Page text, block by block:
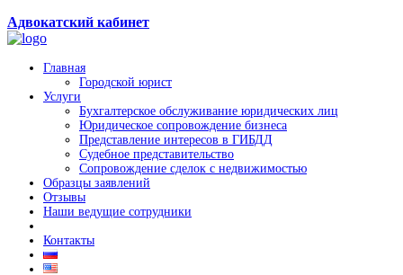
Адвокатский кабинет
Главная
Городской юрист
Услуги
Бухгалтерское обслуживание юридических лиц
Юридическое сопровождение бизнеса
Представление интересов в ГИБДД
Судебное представительство
Сопровождение сделок с недвижимостью
Образцы заявлений
Отзывы
Наши ведущие сотрудники
Контакты